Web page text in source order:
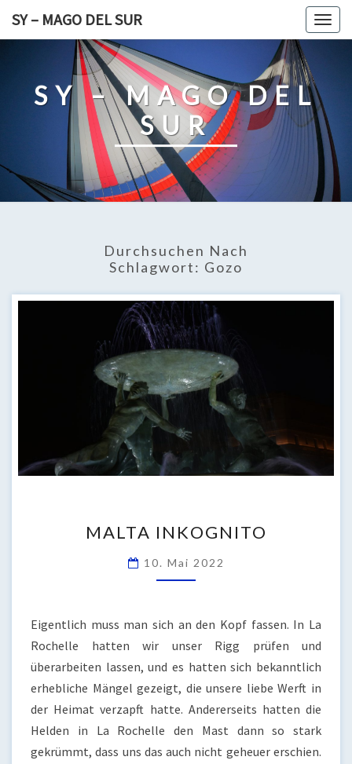
SY – MAGO DEL SUR
SY – MAGO DEL
SUR
Durchsuchen Nach
Schlagwort: Gozo
INKOGNITO
MALTA INKOGNITO
10. Mai 2022
Eigentlich muss man sich an den Kopf fassen. In La
Rochelle hatten wir unser Rigg prüfen und
überarbeiten lassen, und es hatten sich bekanntlich
erhebliche Mängel gezeigt, die unsere liebe Werft in
der Heimat verzapft hatte. Andererseits hatten die
Helden in La Rochelle den Mast dann so stark
gekrümmt, dass uns das auch nicht geheuer erschien.